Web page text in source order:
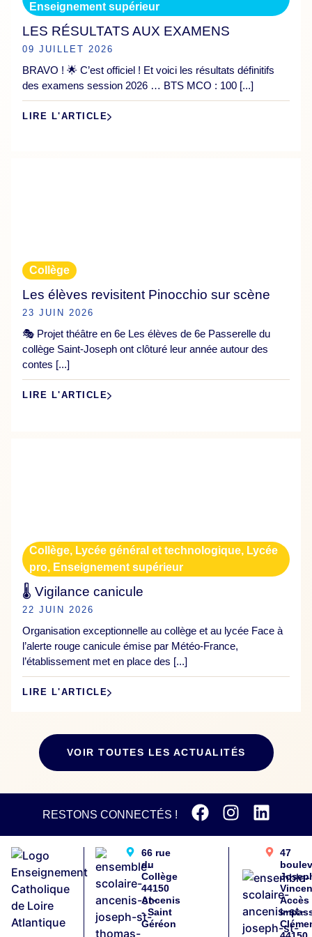
Enseignement supérieur
LES RÉSULTATS AUX EXAMENS
09 JUILLET 2026
BRAVO ! 🌟 C’est officiel ! Et voici les résultats définitifs
des examens session 2026 … BTS MCO : 100 [...]
LIRE L'ARTICLE
Collège
Les élèves revisitent Pinocchio sur scène
23 JUIN 2026
🎭 Projet théâtre en 6e Les élèves de 6e Passerelle du
collège Saint-Joseph ont clôturé leur année autour des
contes [...]
LIRE L'ARTICLE
Collège, Lycée général et technologique, Lycée
pro, Enseignement supérieur
🌡️ Vigilance canicule
22 JUIN 2026
Organisation exceptionnelle au collège et au lycée Face à
l’alerte rouge canicule émise par Météo-France,
l’établissement met en place des [...]
LIRE L'ARTICLE
VOIR TOUTES LES ACTUALITÉS
RESTONS CONNECTÉS !
66 rue
du
Collège
44150
Ancenis
- Saint
Géréon
47
Accès